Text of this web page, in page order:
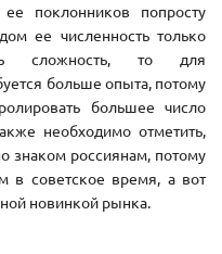
поклонников попросту
ее численность только
сложность, то для
больше опыта, потому
большее число
необходимо отметить,
знаком россиянам, потому
в советское время, а вот
новинкой рынка.